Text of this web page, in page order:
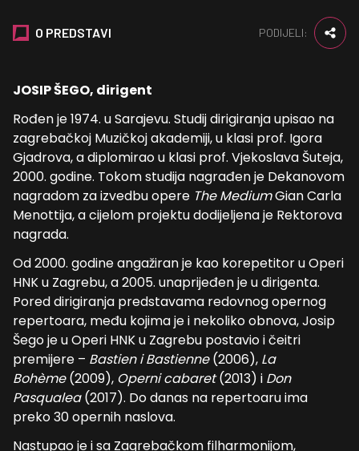
O PREDSTAVI PODIJELI:
JOSIP ŠEGO, dirigent
Rođen je 1974. u Sarajevu. Studij dirigiranja upisao na
zagrebačkoj Muzičkoj akademiji, u klasi prof. Igora
Gjadrova, a diplomirao u klasi prof. Vjekoslava Šuteja,
2000. godine. Tokom studija nagrađen je Dekanovom
nagradom za izvedbu opere The MediumGian Carla
Menottija, a cijelom projektu dodijeljena je Rektorova
nagrada.
Od 2000. godine angažiran je kao korepetitor u Operi
HNK u Zagrebu, a 2005. unaprijeđen je u dirigenta.
Pored dirigiranja predstavama redovnog opernog
repertoara, među kojima je i nekoliko obnova, Josip
Šego je u Operi HNK u Zagrebu postavio i čeitri
premijere – Bastien i Bastienne (2006), La
Bohème (2009), Operni cabaret (2013) i Don
Pasqualea (2017). Do danas na repertoaru ima
preko 30 opernih naslova.
Nastupao je i sa Zagrebačkom filharmonijom,